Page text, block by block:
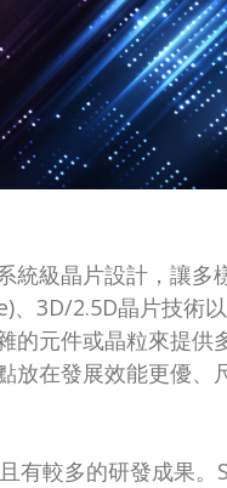
統級晶片設計，讓多
、3D/2.5D晶片技術
的元件或晶粒來提供
放在發展效能更優、
有較多的研發成果。